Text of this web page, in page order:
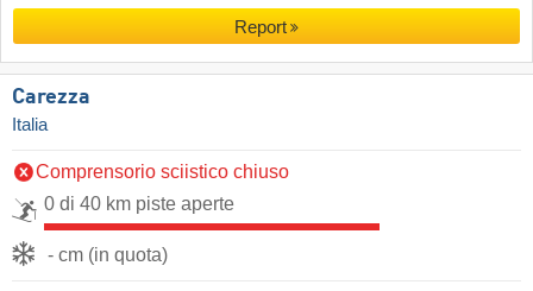
Report
Carezza
Italia
Comprensorio sciistico chiuso
0 di 40 km piste aperte
- cm (in quota)